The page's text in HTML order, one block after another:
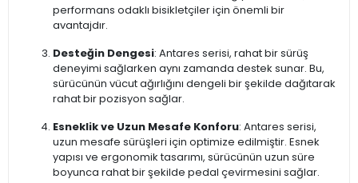
performans odaklı bisikletçiler için önemli bir
avantajdır.
Desteğin Dengesi: Antares serisi, rahat bir sürüş
deneyimi sağlarken aynı zamanda destek sunar. Bu,
sürücünün vücut ağırlığını dengeli bir şekilde dağıtarak
rahat bir pozisyon sağlar.
Esneklik ve Uzun Mesafe Konforu: Antares serisi,
uzun mesafe sürüşleri için optimize edilmiştir. Esnek
yapısı ve ergonomik tasarımı, sürücünün uzun süre
boyunca rahat bir şekilde pedal çevirmesini sağlar.